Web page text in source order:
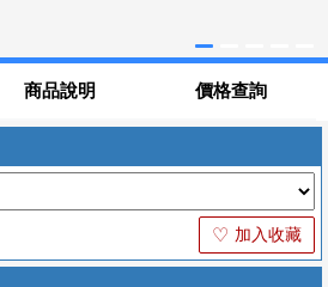
商品說明 價格查詢
♡ 加入收藏